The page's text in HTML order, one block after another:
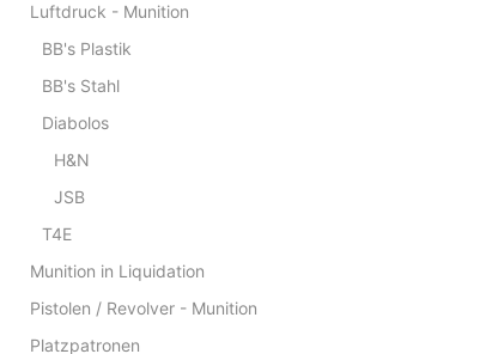
Luftdruck - Munition
BB's Plastik
BB's Stahl
Diabolos
H&N
JSB
T4E
Munition in Liquidation
Pistolen / Revolver - Munition
Platzpatronen